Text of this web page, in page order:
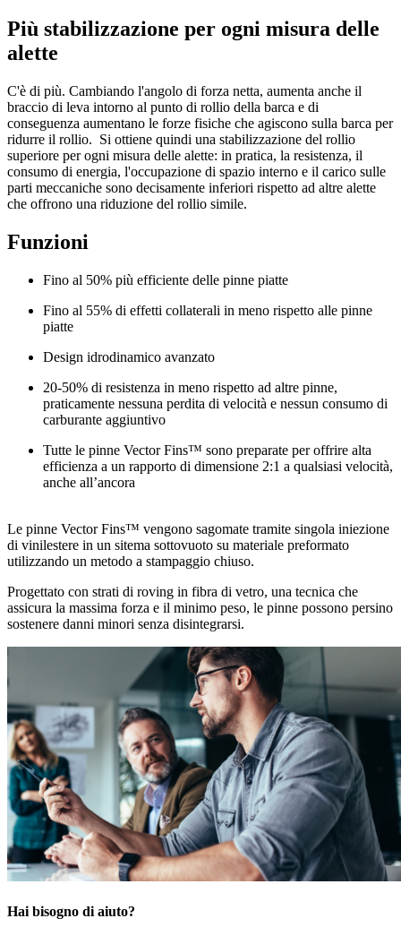
Più stabilizzazione per ogni misura delle
alette
C'è di più. Cambiando l'angolo di forza netta, aumenta anche il
braccio di leva intorno al punto di rollio della barca e di
conseguenza aumentano le forze fisiche che agiscono sulla barca per
ridurre il rollio. Si ottiene quindi una stabilizzazione del rollio
superiore per ogni misura delle alette: in pratica, la resistenza, il
consumo di energia, l'occupazione di spazio interno e il carico sulle
parti meccaniche sono decisamente inferiori rispetto ad altre alette
che offrono una riduzione del rollio simile.
Funzioni
Fino al 50% più efficiente delle pinne piatte
Fino al 55% di effetti collaterali in meno rispetto alle pinne
piatte
Design idrodinamico avanzato
20-50% di resistenza in meno rispetto ad altre pinne,
praticamente nessuna perdita di velocità e nessun consumo di
carburante aggiuntivo
Tutte le pinne Vector Fins™ sono preparate per offrire alta
efficienza a un rapporto di dimensione 2:1 a qualsiasi velocità,
anche all’ancora
Le pinne Vector Fins™ vengono sagomate tramite singola iniezione
di vinilestere in un sitema sottovuoto su materiale preformato
utilizzando un metodo a stampaggio chiuso.
Progettato con strati di roving in fibra di vetro, una tecnica che
assicura la massima forza e il minimo peso, le pinne possono persino
sostenere danni minori senza disintegrarsi.
Hai bisogno di aiuto?